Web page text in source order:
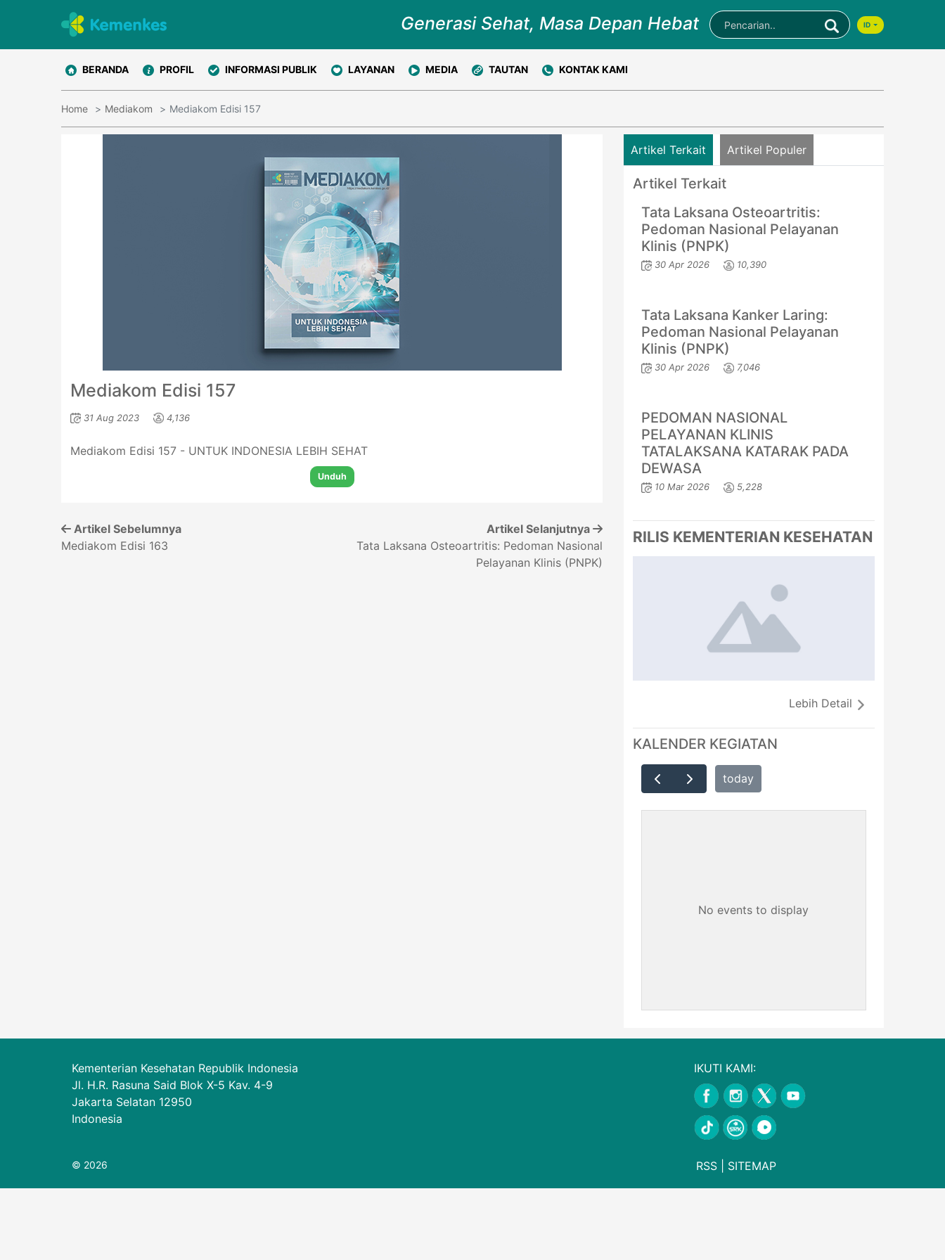
Generasi Sehat, Masa Depan Hebat ID
BERANDA PROFIL INFORMASI PUBLIK LAYANAN MEDIA TAUTAN KONTAK KAMI
Home Mediakom Mediakom Edisi 157
Mediakom Edisi 157
31 Aug 2023 4,136
Mediakom Edisi 157 - UNTUK INDONESIA LEBIH SEHAT
Unduh
Artikel Sebelumnya
Mediakom Edisi 163
Artikel Selanjutnya
Tata Laksana Osteoartritis: Pedoman Nasional
Pelayanan Klinis (PNPK)
Artikel Terkait Artikel Populer
Artikel Terkait
Tata Laksana Osteoartritis:
Pedoman Nasional Pelayanan
Klinis (PNPK)
30 Apr 2026 10,390
Tata Laksana Kanker Laring:
Pedoman Nasional Pelayanan
Klinis (PNPK)
30 Apr 2026 7,046
PEDOMAN NASIONAL
PELAYANAN KLINIS
TATALAKSANA KATARAK PADA
DEWASA
10 Mar 2026 5,228
RILIS KEMENTERIAN KESEHATAN
Lebih Detail
KALENDER KEGIATAN
today
No events to display
Kementerian Kesehatan Republik Indonesia
Jl. H.R. Rasuna Said Blok X-5 Kav. 4-9
Jakarta Selatan 12950
Indonesia
IKUTI KAMI:
© 2026 RSS| SITEMAP